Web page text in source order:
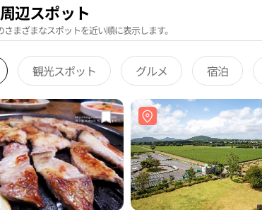
辺スポット
まざまなスポットを近い順に表示します。
観光スポット グルメ 宿泊